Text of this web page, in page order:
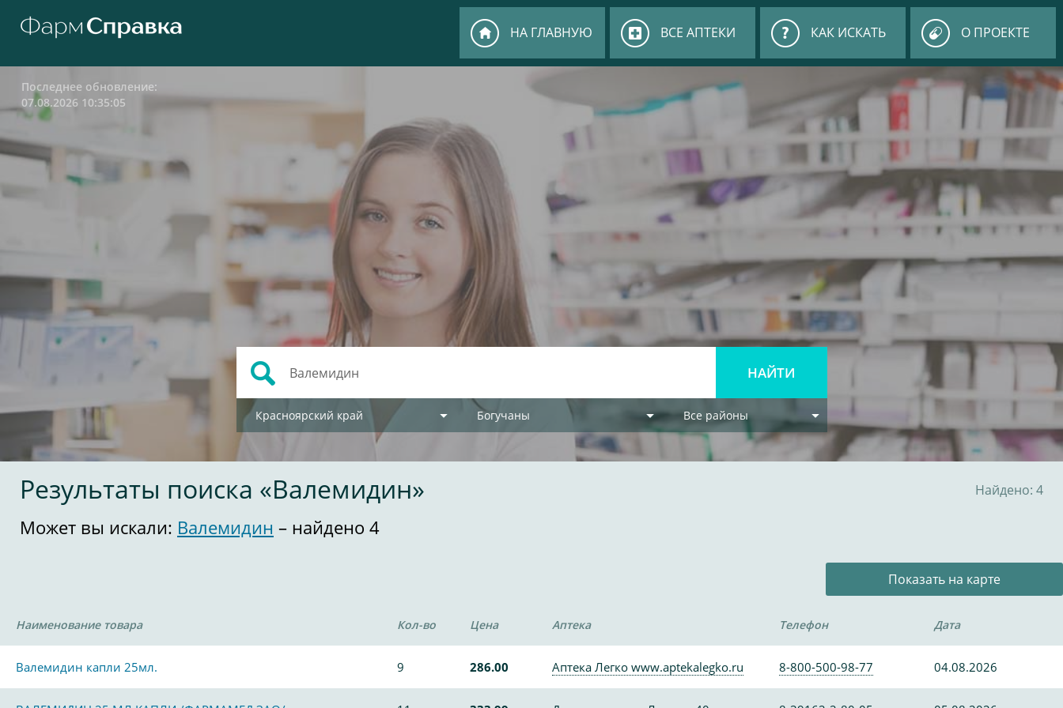
НА ГЛАВНУЮ ВСЕ АПТЕКИ КАК ИСКАТЬ О ПРОЕКТЕ
Последнее обновление:
07.08.2026 10:35:05
Красноярский край Богучаны Все районы
Результаты поиска «Валемидин» Найдено: 4
Может вы искали: Валемидин – найдено 4
Показать на карте
Наименование товара Кол-во Цена Аптека Телефон Дата
Валемидин капли 25мл. 9 286.00 Аптека Легко www.aptekalegko.ru 8-800-500-98-77 04.08.2026